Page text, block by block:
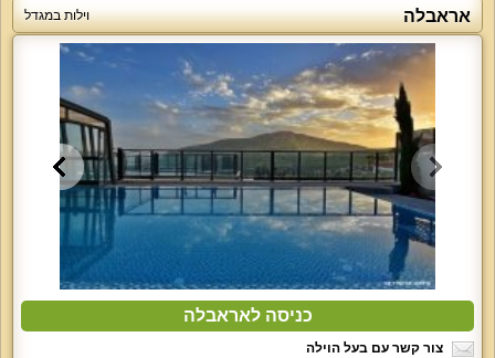
אראבלה וילות במגדל
כניסה לאראבלה
צור קשר עם בעל הוילה